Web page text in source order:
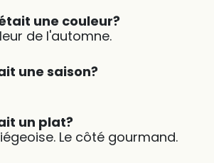
une couleur?
de l'automne.
une saison?
un plat?
Le côté gourmand.